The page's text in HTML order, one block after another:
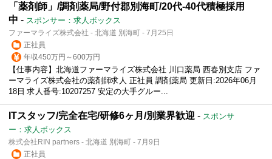
「薬剤師」/調剤薬局/野付郡別海町/20代-40代積極採用
中 - スポンサー：求人ボックス
ファーマライズ株式会社 - 北海道 別海町 - 7月25日
正社員
年収450万円～600万円
【仕事内容】北海道ファーマライズ株式会社 川口薬局 西春別支店 ファ
ーマライズ株式会社の薬剤師求人 正社員 調剤薬局 更新日:2026年06月
18日 求人番号:10207257 安定の大手グルー...
ITスタッフ/完全在宅/研修6ヶ月/別業界歓迎 - スポンサ
ー：求人ボックス
株式会社RIN partners - 北海道 別海町 - 7月9日
正社員